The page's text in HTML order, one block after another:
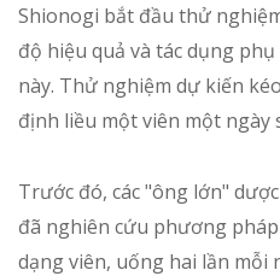
Shionogi bắt đầu thử
độ hiệu quả và tác dụng
này. Thử nghiệm dự kiến
định liều một viên một ngày
Trước đó, các "ông lớn"
đã nghiên cứu phương
dạng viên, uống hai lần mỗi